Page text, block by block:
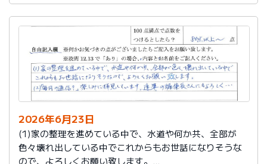
2026年6月23日
(1)家の整理を進めている中で、水道や何か共、全部が
色々壊れ出している中でこれからもお世話になりそうな
ので、よろしくお願い致します。